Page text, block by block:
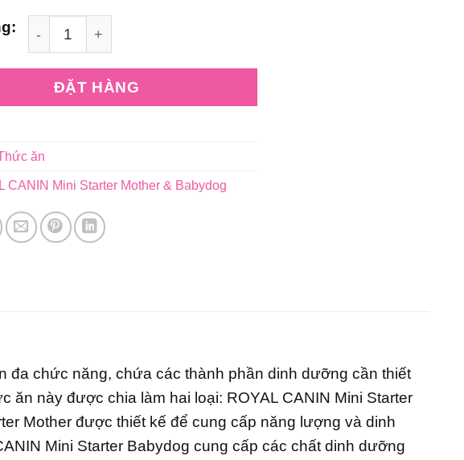
chó mẹ và chó con cỡ nhỏ ROYAL CANIN Mini Starter Mother &
ĐẶT HÀNG
ăn
CANIN Mini Starter Mother & Babydog
đa chức năng, chứa các thành phần dinh dưỡng cần thiết
này được chia làm hai loại: ROYAL CANIN Mini Starter
Mother được thiết kế để cung cấp năng lượng và dinh
Mini Starter Babydog cung cấp các chất dinh dưỡng